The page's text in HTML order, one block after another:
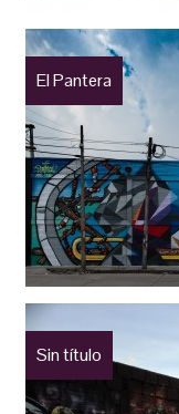
El Pantera
Sin título